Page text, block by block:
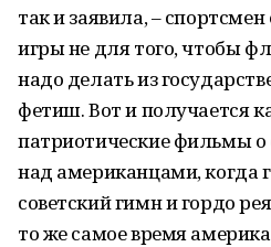
так и заявила, –
игры не для того, чтобы
надо делать из
фетиш. Вот и получается
патриотические фильмы о
над американцами, когда
советский гимн и гордо
то же самое время